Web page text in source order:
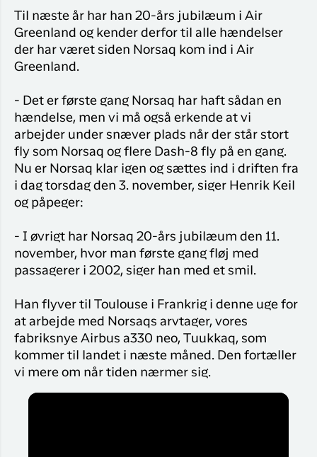
Til næste år har han 20-års jubilæum i Air
Greenland og kender derfor til alle hændelser
der har været siden Norsaq kom ind i Air
Greenland.
- Det er første gang Norsaq har haft sådan en
hændelse, men vi må også erkende at vi
arbejder under snæver plads når der står stort
fly som Norsaq og flere Dash-8 fly på en gang.
Nu er Norsaq klar igen og sættes ind i driften fra
i dag torsdag den 3. november, siger Henrik Keil
og påpeger:
- I øvrigt har Norsaq 20-års jubilæum den 11.
november, hvor man første gang fløj med
passagerer i 2002, siger han med et smil.
Han flyver til Toulouse i Frankrig i denne uge for
at arbejde med Norsaqs arvtager, vores
fabriksnye Airbus a330 neo, Tuukkaq, som
kommer til landet i næste måned. Den fortæller
vi mere om når tiden nærmer sig.